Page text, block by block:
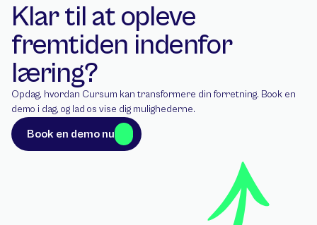
Klar til at opleve
fremtiden indenfor
læring?
Opdag, hvordan Cursum kan transformere din forretning. Book en
demo i dag, og lad os vise dig mulighederne.
Book en demo nu
Book en demo nu